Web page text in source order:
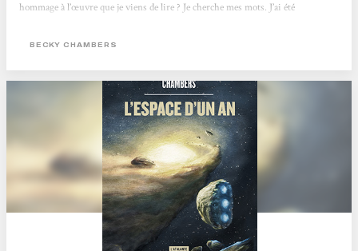
hommage à l’œuvre que je viens de lire ? Je cherche mes mots. J’ai été
encore des pages entières. Ce fut si bien que je peine à revenir prendre pied
BECKY CHAMBERS